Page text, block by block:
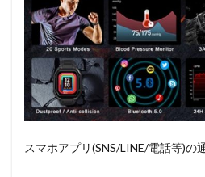
スマホアプリ(SNS/LINE/電話等)の